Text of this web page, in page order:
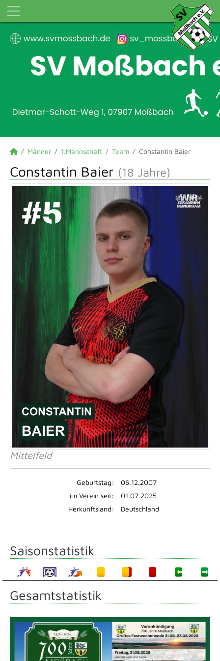
Männer 1.Mannschaft Team Constantin Baier
Constantin Baier (18 Jahre)
Mittelfeld
Geburtstag:
06.12.2007
im Verein seit:
01.07.2025
Herkunftsland:
Deutschland
Saisonstatistik
Gesamtstatistik